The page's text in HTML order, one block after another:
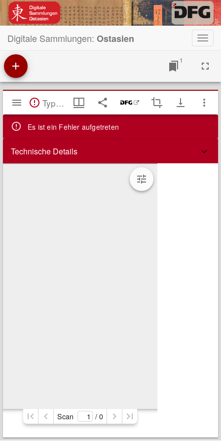
Digitale Sammlungen: Ostasien
1
Mirador
Viewer TypeError: Failed to fetch
Es ist ein Fehler aufgetreten
Technische Details
Scan / 0